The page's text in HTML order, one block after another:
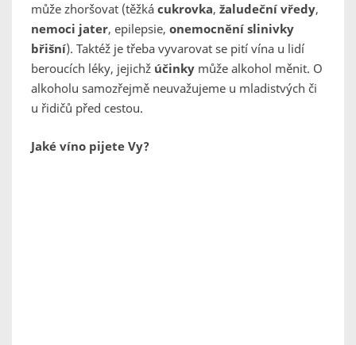
může zhoršovat (těžká cukrovka, žaludeční vředy,
nemoci jater, epilepsie, onemocnění slinivky
břišní). Taktéž je třeba vyvarovat se pití vína u lidí
beroucích léky, jejichž účinky může alkohol měnit. O
alkoholu samozřejmě neuvažujeme u mladistvých či
u řidičů před cestou.
Jaké víno pijete Vy?